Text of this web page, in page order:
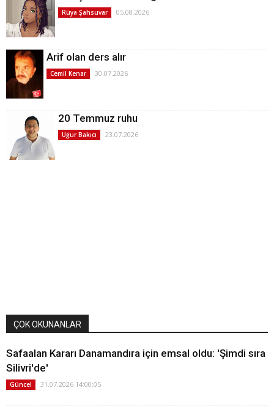
Rüya Şahsuvar 05.08.2026
Arif olan ders alır
Cemil Kenar 30.07.2026
20 Temmuz ruhu
Uğur Bakıcı 23.07.2026
ÇOK OKUNANLAR
Safaalan Kararı Danamandıra için emsal oldu: 'Şimdi sıra
Silivri'de'
Güncel 31.07.2026 14:00:05